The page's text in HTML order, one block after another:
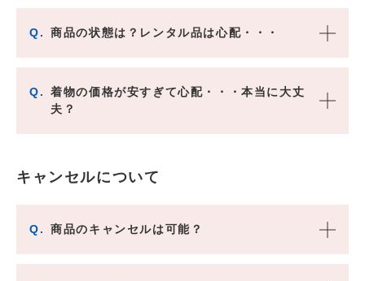
Q. 商品の状態は？レンタル品は心配・・・
Q.
着物の価格が安すぎて心配・・・本当に大丈
夫？
キャンセルについて
Q. 商品のキャンセルは可能？